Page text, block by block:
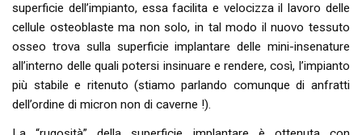
superficie dell’impianto, essa facilita e velocizza il lavoro delle
cellule osteoblaste ma non solo, in tal modo il nuovo tessuto
osseo trova sulla superficie implantare delle mini-insenature
all’interno delle quali potersi insinuare e rendere, così, l’impianto
più stabile e ritenuto (stiamo parlando comunque di anfratti
dell’ordine di micron non di caverne !).